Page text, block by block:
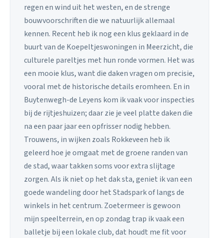
regen en wind uit het westen, en de strenge
bouwvoorschriften die we natuurlijk allemaal
kennen. Recent heb ik nog een klus geklaard in de
buurt van de Koepeltjeswoningen in Meerzicht, die
culturele pareltjes met hun ronde vormen. Het was
een mooie klus, want die daken vragen om precisie,
vooral met de historische details eromheen. En in
Buytenwegh-de Leyens kom ik vaak voor inspecties
bij de rijtjeshuizen; daar zie je veel platte daken die
na een paar jaar een opfrisser nodig hebben.
Trouwens, in wijken zoals Rokkeveen heb ik
geleerd hoe je omgaat met de groene randen van
de stad, waar takken soms voor extra slijtage
zorgen. Als ik niet op het dak sta, geniet ik van een
goede wandeling door het Stadspark of langs de
winkels in het centrum. Zoetermeer is gewoon
mijn speelterrein, en op zondag trap ik vaak een
balletje bij een lokale club, dat houdt me fit voor